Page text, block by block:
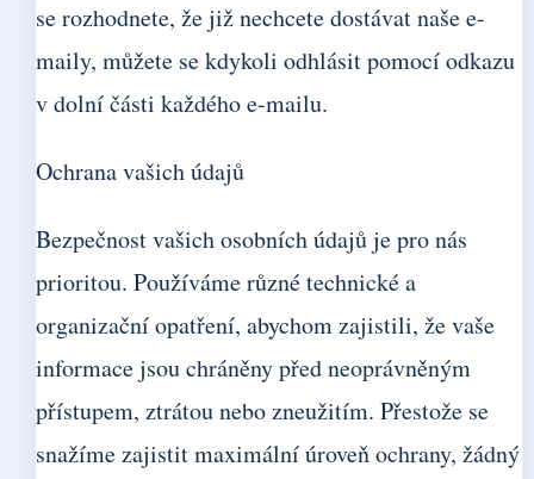
se rozhodnete, že již nechcete dostávat naše e-
maily, můžete se kdykoli odhlásit pomocí odkazu
v dolní části každého e-mailu.
Ochrana vašich údajů
Bezpečnost vašich osobních údajů je pro nás
prioritou. Používáme různé technické a
organizační opatření, abychom zajistili, že vaše
informace jsou chráněny před neoprávněným
přístupem, ztrátou nebo zneužitím. Přestože se
snažíme zajistit maximální úroveň ochrany, žádný